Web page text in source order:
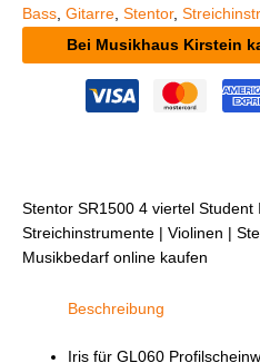
Bass Gitarre Stentor,
Bei Musikhaus Kirstein
Stentor SR1500 4 viertel Student
Streichinstrumente | Violinen |
Musikbedarf online kaufen
Beschreibung
Iris für GL060